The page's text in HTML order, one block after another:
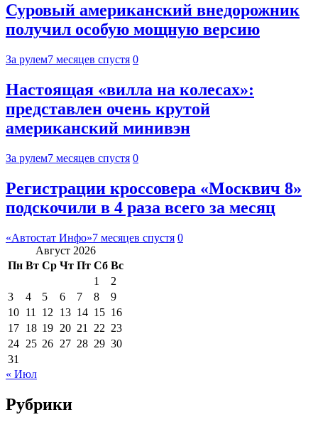
Суровый американский внедорожник
получил особую мощную версию
За рулем7 месяцев спустя 0
Настоящая «вилла на колесах»:
представлен очень крутой
американский минивэн
За рулем7 месяцев спустя 0
Регистрации кроссовера «Москвич 8»
подскочили в 4 раза всего за месяц
«Автостат Инфо»7 месяцев спустя 0
Август 2026
Пн Вт Ср Чт Пт Сб Вс
1
2
3
4 5 6 7 8
9
10 11 12 13 14 15 16
17 18 19 20 21 22 23
24 25 26 27 28 29 30
31
« Июл
Рубрики